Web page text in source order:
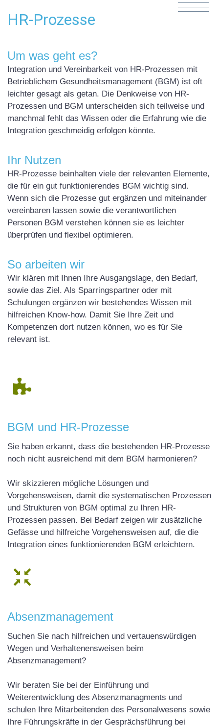
HR-Prozesse
Um was geht es?
Integration und Vereinbarkeit von HR-Prozessen mit
Betrieblichem Gesundheitsmanagement (BGM) ist oft
leichter gesagt als getan. Die Denkweise von HR-
Prozessen und BGM unterscheiden sich teilweise und
manchmal fehlt das Wissen oder die Erfahrung wie die
Integration geschmeidig erfolgen könnte.
Ihr Nutzen
HR-Prozesse beinhalten viele der relevanten Elemente,
die für ein gut funktionierendes BGM wichtig sind.
Wenn sich die Prozesse gut ergänzen und miteinander
vereinbaren lassen sowie die verantwortlichen
Personen BGM verstehen können sie es leichter
überprüfen und flexibel optimieren.
So arbeiten wir
Wir klären mit Ihnen Ihre Ausgangslage, den Bedarf,
sowie das Ziel. Als Sparringspartner oder mit
Schulungen ergänzen wir bestehendes Wissen mit
hilfreichen Know-how. Damit Sie Ihre Zeit und
Kompetenzen dort nutzen können, wo es für Sie
relevant ist.
BGM und HR-Prozesse
Sie haben erkannt, dass die bestehenden HR-Prozesse
noch nicht ausreichend mit dem BGM harmonieren?
Wir skizzieren mögliche Lösungen und
Vorgehensweisen, damit die systematischen Prozessen
und Strukturen von BGM optimal zu Ihren HR-
Prozessen passen. Bei Bedarf zeigen wir zusätzliche
Gefässe und hilfreiche Vorgehensweisen auf, die die
Integration eines funktionierenden BGM erleichtern.
Absenzmanagement
Suchen Sie nach hilfreichen und vertauenswürdigen
Wegen und Verhaltenensweisen beim
Absenzmanagement?
Wir beraten Sie bei der Einführung und
Weiterentwicklung des Absenzmanagments und
schulen Ihre Mitarbeitenden des Personalwesens sowie
Ihre Führungskräfte in der Gesprächsführung bei